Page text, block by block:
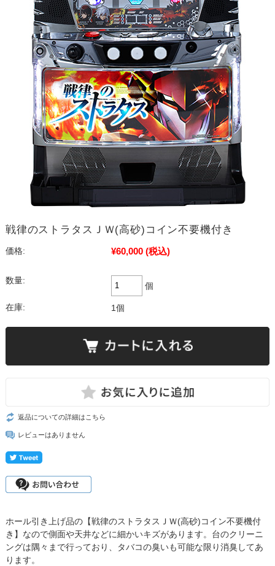
戦律のストラタスＪＷ(高砂)コイン不要機付き
価格: ¥60,000 (税込)
数量:
個
在庫: 1個
返品についての詳細はこちら
レビューはありません
ホール引き上げ品の【戦律のストラタスＪＷ(高砂)コイン不要機付
き】なので側面や天井などに細かいキズがあります。台のクリーニ
ングは隅々まで行っており、タバコの臭いも可能な限り消臭してあ
ります。